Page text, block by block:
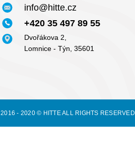
info@hitte.cz
+420 35 497 89 55
Dvořákova 2,
Lomnice - Týn, 35601
2016 - 2020 © HITTE ALL RIGHTS RESERVED